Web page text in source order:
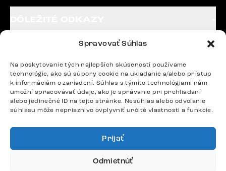
Spravovať Súhlas
Na poskytovanie tých najlepších skúseností používame
technológie, ako sú súbory cookie na ukladanie a/alebo prístup
k informáciám o zariadení. Súhlas s týmito technológiami nám
umožní spracovávať údaje, ako je správanie pri prehliadaní
alebo jedinečné ID na tejto stránke. Nesúhlas alebo odvolanie
súhlasu môže nepriaznivo ovplyvniť určité vlastnosti a funkcie.
Prijať
Odmietnúť
SLEDUJTE NÁS
Potrebujete radu? Ozvite sa.
+420 770 313 313
Po – Pia: 9:00 – 17:00